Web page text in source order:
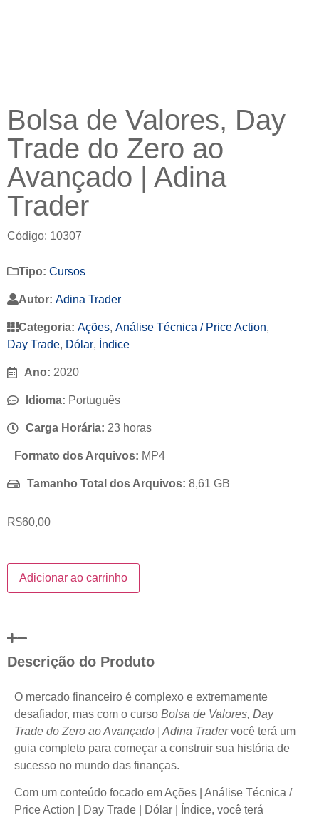
Bolsa de Valores, Day
Trade do Zero ao
Avançado | Adina
Trader
Código: 10307
Tipo: Cursos
Autor: Adina Trader
Categoria: Ações, Análise Técnica / Price Action,
Day Trade, Dólar, Índice
Ano: 2020
Idioma: Português
Carga Horária: 23 horas
Formato dos Arquivos: MP4
Tamanho Total dos Arquivos: 8,61 GB
R$60,00
Adicionar ao carrinho
Descrição do Produto
O mercado financeiro é complexo e extremamente
desafiador, mas com o curso Bolsa de Valores, Day
Trade do Zero ao Avançado | Adina Tradervocê terá um
guia completo para começar a construir sua história de
sucesso no mundo das finanças.
Com um conteúdo focado em Ações | Análise Técnica /
Price Action | Day Trade | Dólar | Índice, você terá